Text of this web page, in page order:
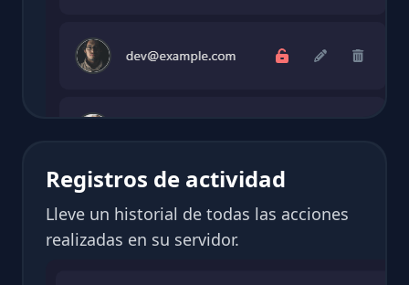
Registros de actividad
Lleve un historial de todas las acciones
realizadas en su servidor.